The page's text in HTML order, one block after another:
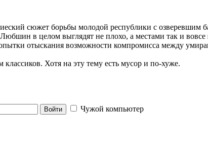
сюжет борьбы молодой республики с озверевшим
в целом выглядят не плохо, а местами так и
отыскания возможности компромисса между
Хотя на эту тему есть мусор и по-хуже.
Войти
Чужой компьютер